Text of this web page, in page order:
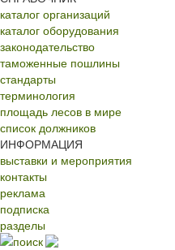
каталог организаций
каталог оборудования
законодательство
таможенные пошлины
стандарты
терминология
площадь лесов в мире
список должников
ИНФОРМАЦИЯ
выставки и мероприятия
контакты
реклама
подписка
разделы
поиск